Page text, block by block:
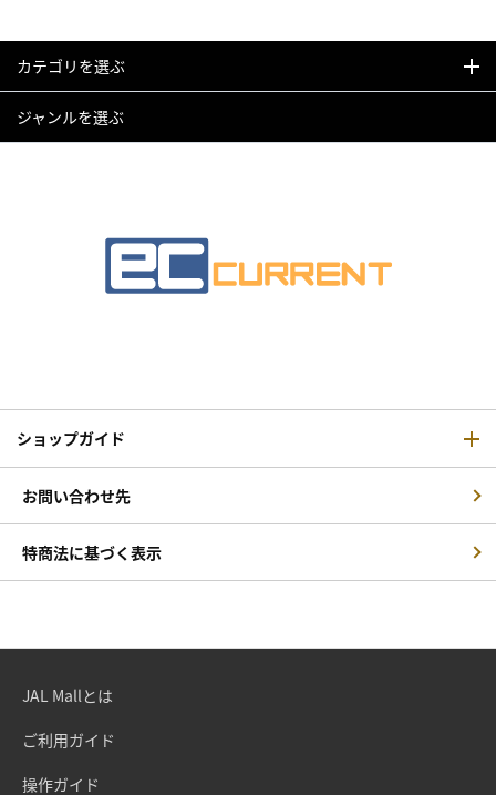
カテゴリを選ぶ
ジャンルを選ぶ
ショップガイド
お問い合わせ先
特商法に基づく表示
JAL Mallとは
ご利用ガイド
操作ガイド